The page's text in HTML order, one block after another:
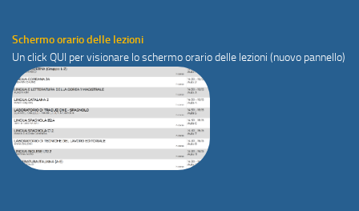
Schermo orario delle lezioni
Un click QUI per visionare lo schermo orario delle lezioni (nuovo pannello)